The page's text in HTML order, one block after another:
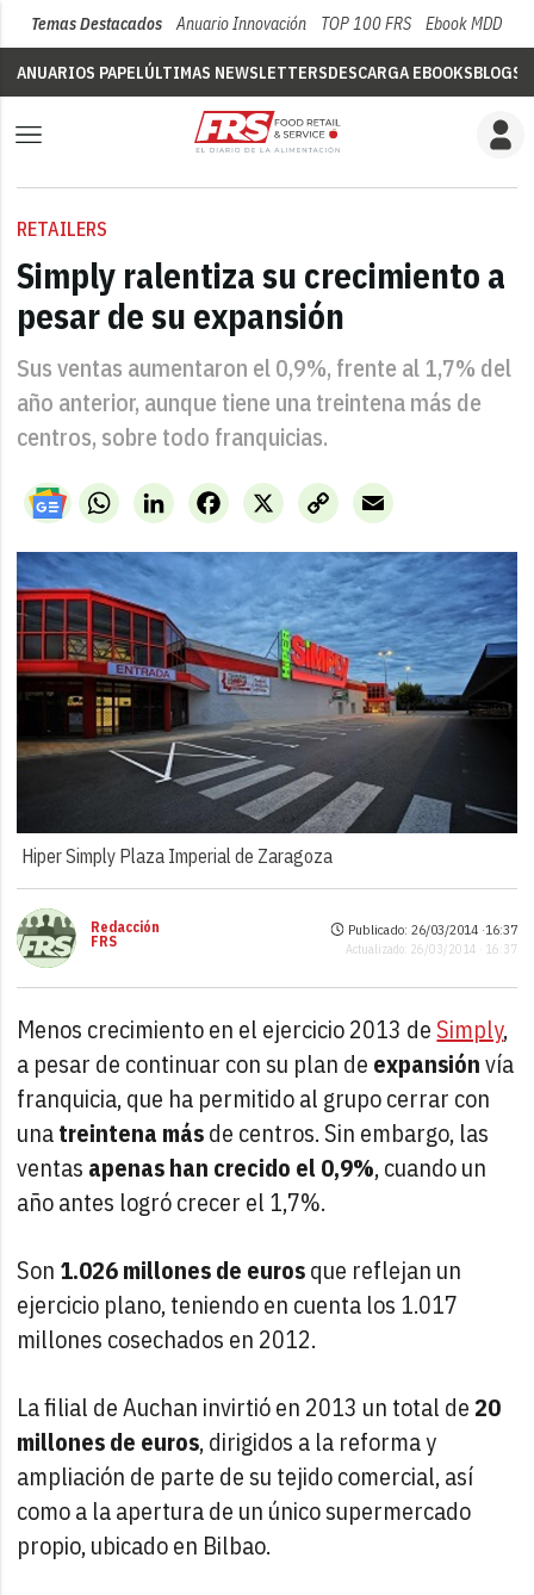
Temas Destacados Anuario Innovación TOP 100 FRS Ebook MDD
ANUARIOS PAPELÚLTIMAS NEWSLETTERSDESCARGA EBOOKSBLOGS
RETAILERS
Simply ralentiza su crecimiento a
pesar de su expansión
Sus ventas aumentaron el 0,9%, frente al 1,7% del
año anterior, aunque tiene una treintena más de
centros, sobre todo franquicias.
WhatsAppLinkedIn X
Facebook
Copy
Link
Email
Hiper Simply Plaza Imperial de Zaragoza
Redacción
FRS
Publicado: 26/03/2014 ·16:37
Actualizado: 26/03/2014 · 16:37
Menos crecimiento en el ejercicio 2013 deSimply,
a pesar de continuar con su plan de expansiónvía
franquicia, que ha permitido al grupo cerrar con
unatreintena másde centros. Sin embargo, las
ventas apenas han crecido el 0,9%, cuando un
año antes logró crecer el 1,7%.
Son 1.026 millones de eurosque reflejan un
ejercicio plano, teniendo en cuenta los 1.017
millones cosechados en 2012.
La filial de Auchan invirtió en 2013 un total de20
millones de euros, dirigidos a la reforma y
ampliación de parte de su tejido comercial, así
como a la apertura de un único supermercado
propio, ubicado en Bilbao.